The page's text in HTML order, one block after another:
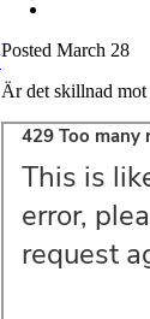
Posted March 28
Är det skillnad mot